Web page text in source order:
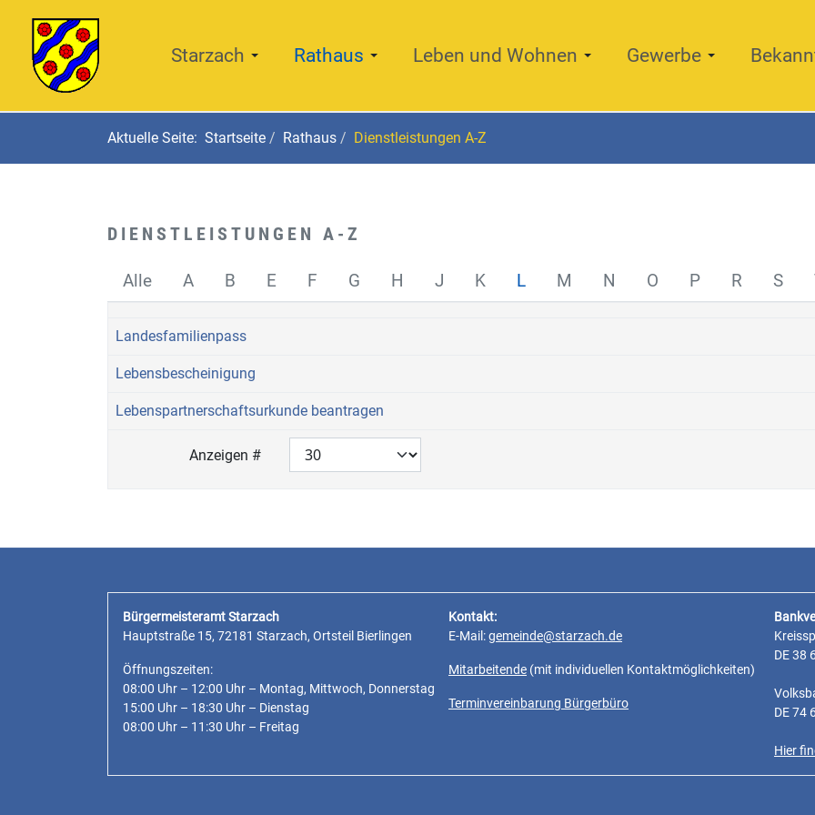
Starzach Rathaus Leben und Wohnen Gewerbe
Aktuelle Seite: Startseite Rathaus Dienstleistungen A-Z
DIENSTLEISTUNGEN A-Z
Alle A B E F G H J K L M N O P R S
Anzeigen #
Landesfamilienpass
Lebensbescheinigung
Lebenspartnerschaftsurkunde beantragen
Bürgermeisteramt Starzach
Hauptstraße 15, 72181 Starzach, Ortsteil Bierlingen
Öffnungszeiten:
08:00 Uhr – 12:00 Uhr – Montag, Mittwoch, Donnerstag
15:00 Uhr – 18:30 Uhr – Dienstag
08:00 Uhr – 11:30 Uhr – Freitag
Kontakt:
E-Mail:gemeinde@starzach.de
Mitarbeitende (mit individuellen Kontaktmöglichkeiten)
Terminvereinbarung Bürgerbüro
DE 38
DE 74
Hier